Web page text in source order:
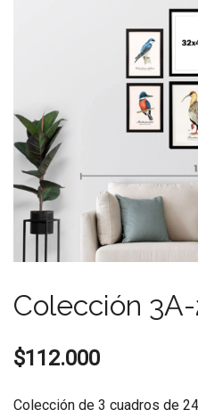
Colección
$112.000
Colección de 3 cuadros de